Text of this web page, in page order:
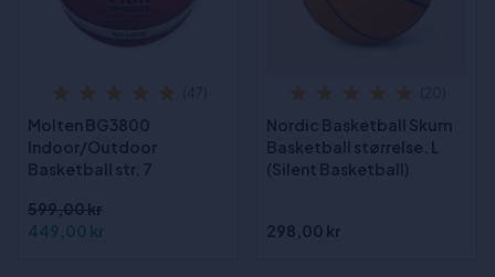
Molten BG3800
Indoor/Outdoor
Basketball str. 7
599,00 kr
449,00 kr
Nordic Basketball Skum
Basketball størrelse. L
(Silent Basketball)
298,00 kr